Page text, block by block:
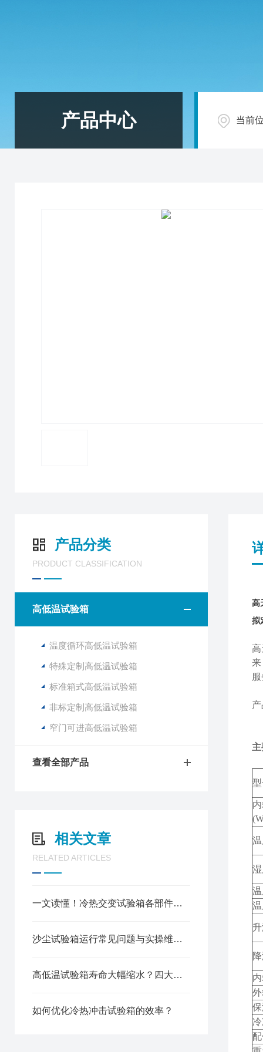
产品中心 当前
产品分类
PRODUCT CLASSIFICATION
高低温试验箱
温度循环高低温试验箱
特殊定制高低温试验箱
标准箱式高低温试验箱
非标定制高低温试验箱
窄门可进高低温试验箱
查看全部产品
相关文章
RELATED ARTICLES
一文读懂！冷热交变试验箱各部件的功能特点介绍
沙尘试验箱运行常见问题与实操维护指南
高低温试验箱寿命大幅缩水？四大核心诱因及长效延寿方案
如何优化冷热冲击试验箱的效率？
高
拟
高
来